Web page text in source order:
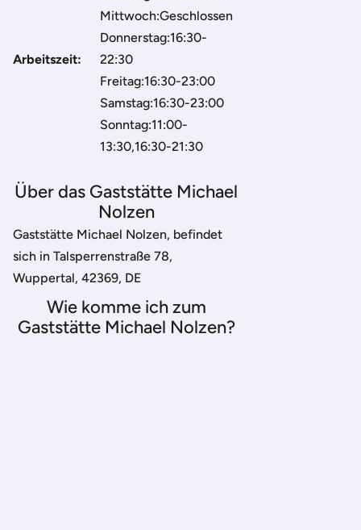
Arbeitszeit:
Mittwoch:Geschlossen
Donnerstag:16:30-
22:30
Freitag:16:30-23:00
Samstag:16:30-23:00
Sonntag:11:00-
13:30,16:30-21:30
Über das Gaststätte Michael
Nolzen
Gaststätte Michael Nolzen, befindet
sich in Talsperrenstraße 78,
Wuppertal, 42369, DE
Wie komme ich zum
Gaststätte Michael Nolzen?